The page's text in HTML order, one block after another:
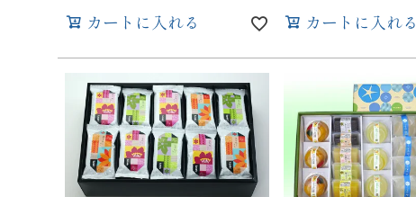
カートに入れる カートに入れる